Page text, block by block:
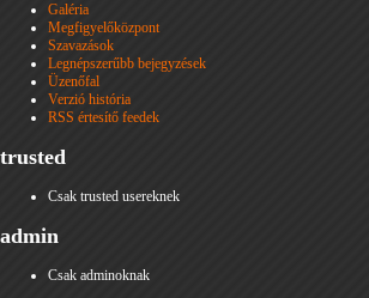
Galéria
Megfigyelőközpont
Szavazások
Legnépszerűbb bejegyzések
Üzenőfal
Verzió história
RSS értesítő feedek
trusted
Csak trusted usereknek
admin
Csak adminoknak